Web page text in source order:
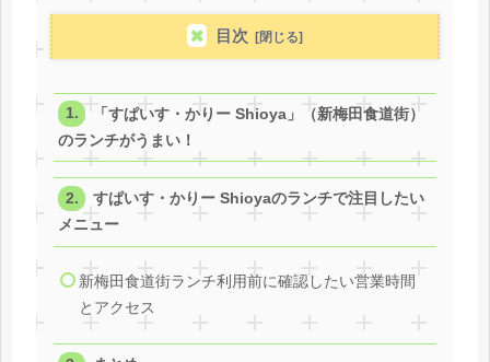
目次
「すぱいす・かりー Shioya」（新梅田食道街）
のランチがうまい！
すぱいす・かりー Shioyaのランチで注目したい
メニュー
新梅田食道街ランチ利用前に確認したい営業時間
とアクセス